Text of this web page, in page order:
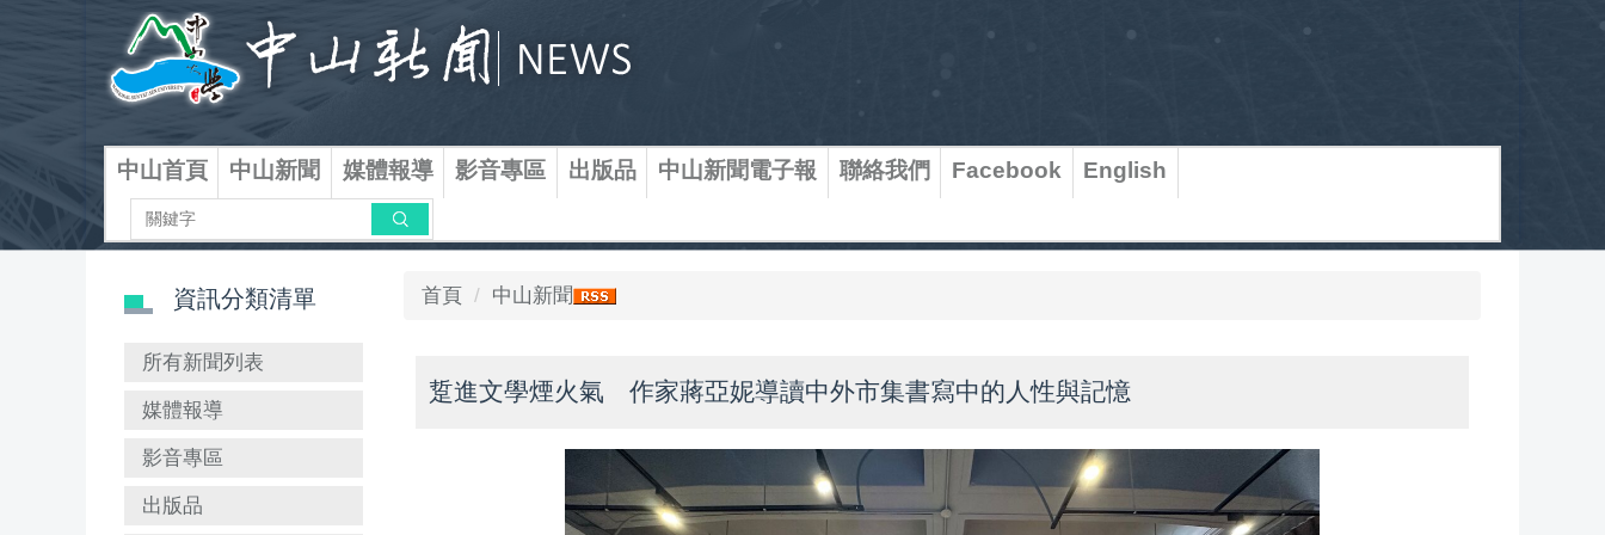
區
中山首頁 中山新聞 媒體報導 影音專區 出版品 中山新聞電子報 聯絡我們 Facebook English
搜尋
資訊分類清單
所有新聞列表
媒體報導
影音專區
出版品
首頁 中山新聞
踅進文學煙火氣 作家蔣亞妮導讀中外市集書寫中的人性與記憶